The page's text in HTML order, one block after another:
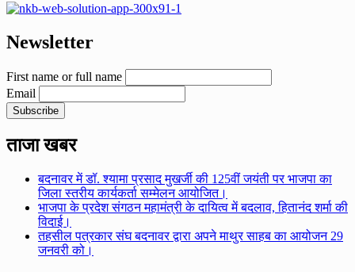
Newsletter
First name or full name
Email
ताजा खबर
बदनावर में डॉ. श्यामा प्रसाद मुखर्जी की 125वीं जयंती पर भाजपा का
जिला स्तरीय कार्यकर्ता सम्मेलन आयोजित।
भाजपा के प्रदेश संगठन महामंत्री के दायित्व में बदलाव, हितानंद शर्मा की
विदाई।
तहसील पत्रकार संघ बदनावर द्वारा अपने माथुर साहब का आयोजन 29
जनवरी को।